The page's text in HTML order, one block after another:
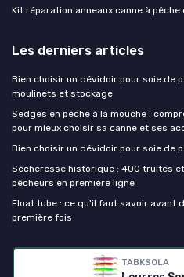
TABKSOLA
Kit réparation anneaux canne à pêche
Les derniers articles
Bien choisir un dévidoir pour soie de
moulinets et stockage
Sedges en pêche à la mouche :
pour mieux choisir sa canne et ses
Bien choisir un dévidoir pour soie de
Sécheresse historique : 400 truites
pêcheurs en première ligne
Float tube : ce qu'il faut savoir avant
première fois
Canne à peche